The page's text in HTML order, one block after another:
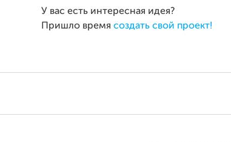
У вас есть интересная идея?
Пришло время создать свой проект!